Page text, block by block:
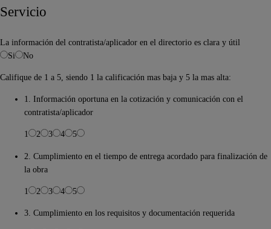
Servicio
La información del contratista/aplicador en el directorio es clara y útil
Si
No
Califique de 1 a 5, siendo 1 la calificación mas baja y 5 la mas alta:
1. Información oportuna en la cotización y comunicación con el
contratista/aplicador
1 2 3 4 5
2. Cumplimiento en el tiempo de entrega acordado para finalización de
la obra
1 2 3 4 5
3. Cumplimiento en los requisitos y documentación requerida